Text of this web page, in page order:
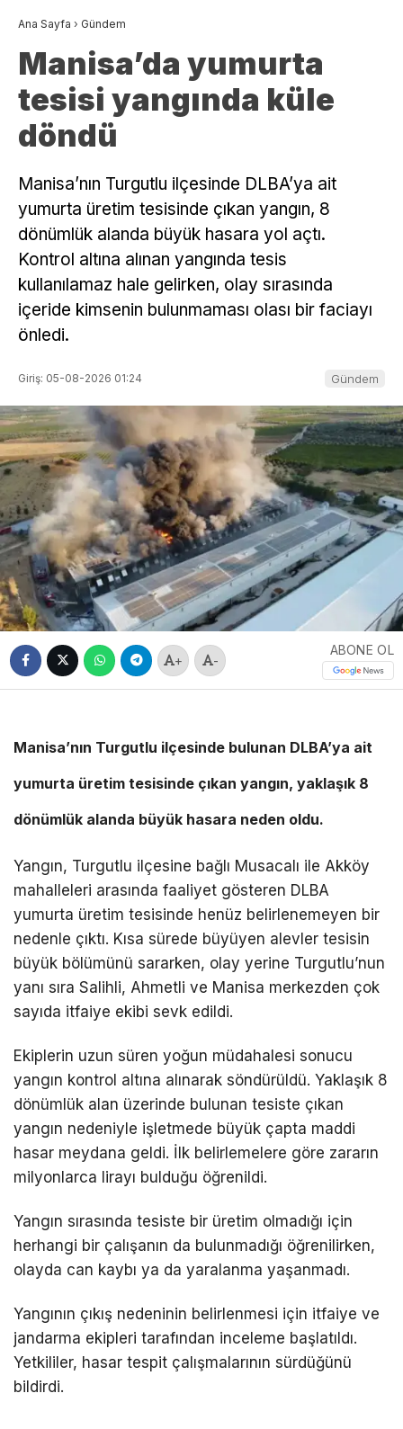
Ana Sayfa › Gündem
Manisa’da yumurta
tesisi yangında küle
döndü
Manisa’nın Turgutlu ilçesinde DLBA’ya ait
yumurta üretim tesisinde çıkan yangın, 8
dönümlük alanda büyük hasara yol açtı.
Kontrol altına alınan yangında tesis
kullanılamaz hale gelirken, olay sırasında
içeride kimsenin bulunmaması olası bir faciayı
önledi.
Giriş: 05-08-2026 01:24 Gündem
+ -
ABONE OL
Manisa’nın Turgutlu ilçesinde bulunan DLBA’ya ait
yumurta üretim tesisinde çıkan yangın, yaklaşık 8
dönümlük alanda büyük hasara neden oldu.
Yangın, Turgutlu ilçesine bağlı Musacalı ile Akköy
mahalleleri arasında faaliyet gösteren DLBA
yumurta üretim tesisinde henüz belirlenemeyen bir
nedenle çıktı. Kısa sürede büyüyen alevler tesisin
büyük bölümünü sararken, olay yerine Turgutlu’nun
yanı sıra Salihli, Ahmetli ve Manisa merkezden çok
sayıda itfaiye ekibi sevk edildi.
Ekiplerin uzun süren yoğun müdahalesi sonucu
yangın kontrol altına alınarak söndürüldü. Yaklaşık 8
dönümlük alan üzerinde bulunan tesiste çıkan
yangın nedeniyle işletmede büyük çapta maddi
hasar meydana geldi. İlk belirlemelere göre zararın
milyonlarca lirayı bulduğu öğrenildi.
Yangın sırasında tesiste bir üretim olmadığı için
herhangi bir çalışanın da bulunmadığı öğrenilirken,
olayda can kaybı ya da yaralanma yaşanmadı.
Yangının çıkış nedeninin belirlenmesi için itfaiye ve
jandarma ekipleri tarafından inceleme başlatıldı.
Yetkililer, hasar tespit çalışmalarının sürdüğünü
bildirdi.